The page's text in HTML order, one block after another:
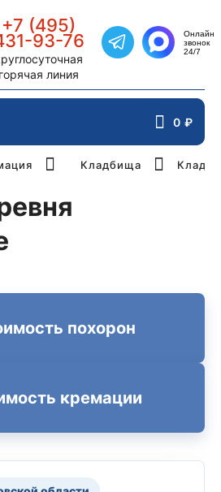
+7 (495)
93-76
горячая линия
Написать в
Онлайн
звонок
24/7
₽
0
Кладбища
похорон
кремации